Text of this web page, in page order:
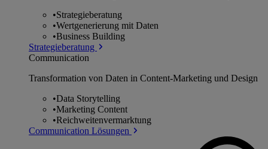
•Strategieberatung
•Wertgenerierung mit Daten
•Business Building
Strategieberatung
Communication
Transformation von Daten in Content-Marketing und Design
•Data Storytelling
•Marketing Content
•Reichweitenvermarktung
Communication Lösungen